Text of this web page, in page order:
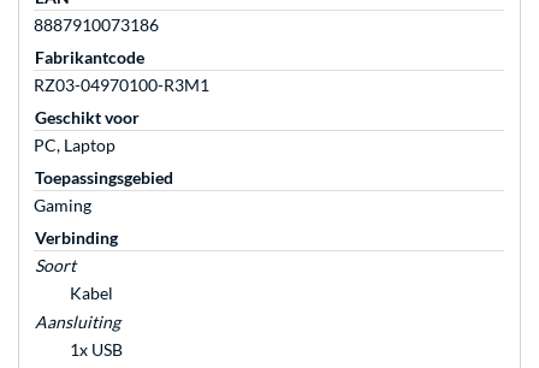
8887910073186
Fabrikantcode
RZ03-04970100-R3M1
Geschikt voor
PC, Laptop
Toepassingsgebied
Gaming
Verbinding
Soort
Kabel
Aansluiting
1x USB